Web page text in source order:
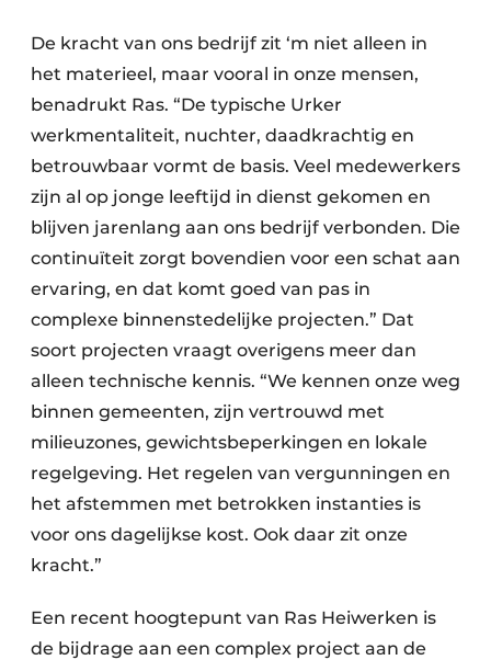
De kracht van ons bedrijf zit ‘m niet alleen in
het materieel, maar vooral in onze mensen,
benadrukt Ras. “De typische Urker
werkmentaliteit, nuchter, daadkrachtig en
betrouwbaar vormt de basis. Veel medewerkers
zijn al op jonge leeftijd in dienst gekomen en
blijven jarenlang aan ons bedrijf verbonden. Die
continuïteit zorgt bovendien voor een schat aan
ervaring, en dat komt goed van pas in
complexe binnenstedelijke projecten.” Dat
soort projecten vraagt overigens meer dan
alleen technische kennis. “We kennen onze weg
binnen gemeenten, zijn vertrouwd met
milieuzones, gewichtsbeperkingen en lokale
regelgeving. Het regelen van vergunningen en
het afstemmen met betrokken instanties is
voor ons dagelijkse kost. Ook daar zit onze
kracht.”
Een recent hoogtepunt van Ras Heiwerken is
de bijdrage aan een complex project aan de